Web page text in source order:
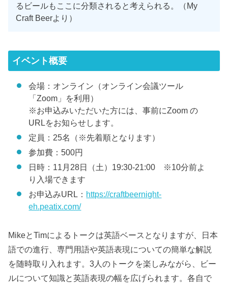
るビールもここに分類されると考えられる。（My
Craft Beerより）
イベント概要
会場：オンライン（オンライン会議ツール
「Zoom」を利用）
※お申込みいただいた方には、事前にZoom の
URLをお知らせします。
定員：25名（※先着順となります）
参加費：500円
日時：11月28日（土）19:30-21:00 ※10分前よ
り入場できます
お申込みURL： https://craftbeernight-
eh.peatix.com/
MikeとTimによるトークは英語ベースとなりますが、日本
語での進行、専門用語や英語表現についての簡単な解説
を随時取り入れます。3人のトークを楽しみながら、ビー
ルについて知識と英語表現の幅を広げられます。各自で